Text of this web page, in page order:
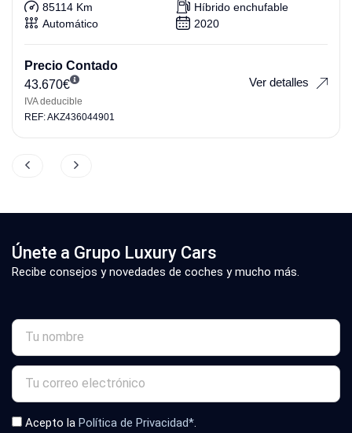
85114 Km
Híbrido enchufable
Automático
2020
Precio Contado
43.670€
IVA deducible
Ver detalles
REF: AKZ436044901
Únete a Grupo Luxury Cars
Recibe consejos y novedades de coches y mucho más.
Acepto la Política de Privacidad*